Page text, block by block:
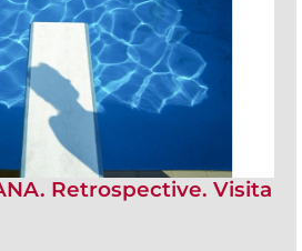
Retrospective. Visita